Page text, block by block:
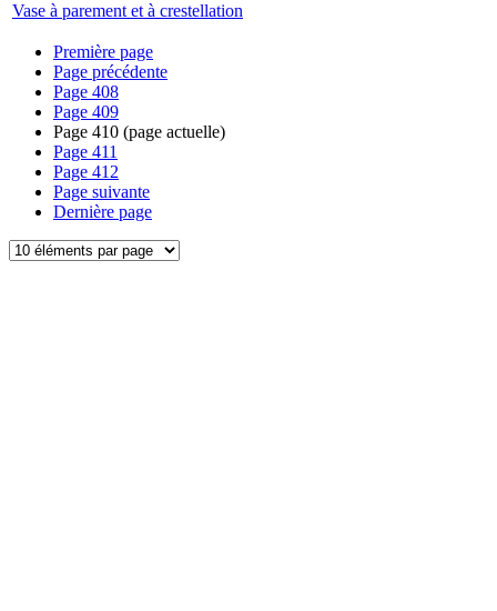
Vase à parement et à crestellation
Première page
Page précédente
Page 408
Page 409
Page 410 (page actuelle)
Page 411
Page 412
Page suivante
Dernière page